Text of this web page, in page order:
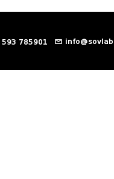
593 785901